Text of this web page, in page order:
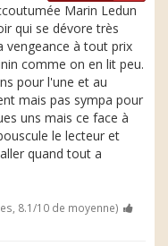
Marin Ledun
qui se dévore très
vengeance à tout prix
comme on en lit peu.
pour l'une et au
mais pas sympa pour
uns mais ce face à
le lecteur et
quand tout a
8.1/10 de moyenne)